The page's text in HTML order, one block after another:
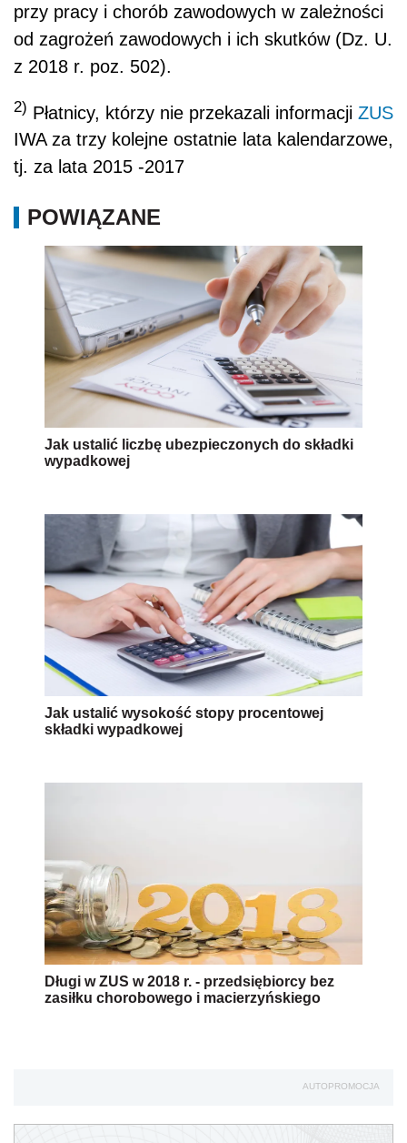
przy pracy i chorób zawodowych w zależności
od zagrożeń zawodowych i ich skutków (Dz. U.
z 2018 r. poz. 502).
2) Płatnicy, którzy nie przekazali informacji ZUS
IWA za trzy kolejne ostatnie lata kalendarzowe,
tj. za lata 2015 -2017
POWIĄZANE
Jak ustalić liczbę ubezpieczonych do składki
wypadkowej
Jak ustalić wysokość stopy procentowej
składki wypadkowej
Długi w ZUS w 2018 r. - przedsiębiorcy bez
zasiłku chorobowego i macierzyńskiego
AUTOPROMOCJA